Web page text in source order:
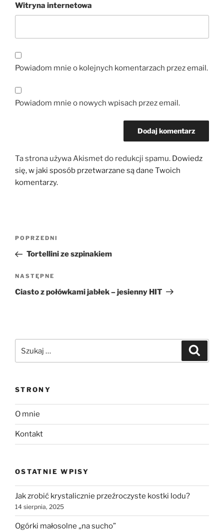
Witryna internetowa
Powiadom mnie o kolejnych komentarzach przez email.
Powiadom mnie o nowych wpisach przez email.
Ta strona używa Akismet do redukcji spamu. Dowiedz
się, w jaki sposób przetwarzane są dane Twoich
komentarzy.
Nawigacja
Poprzedni
wpis
POPRZEDNI
Tortellini ze szpinakiem
Następny
wpis
NASTĘPNE
Ciasto z połówkami jabłek – jesienny HIT
STRONY
O mnie
Kontakt
OSTATNIE WPISY
Jak zrobić krystalicznie przeźroczyste kostki lodu?
14 sierpnia, 2025
Ogórki małosolne „na sucho”